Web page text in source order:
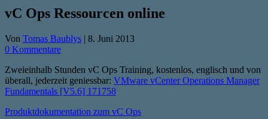
vC Ops Ressourcen online
Von Tomas Baublys | 8. Juni 2013
0 Kommentare
Zweieinhalb Stunden vC Ops Training, kostenlos, englisch und von
überall, jederzeit geniessbar: VMware vCenter Operations Manager
Fundamentals [V5.6] 171758
Produktdokumentation zum vC Ops